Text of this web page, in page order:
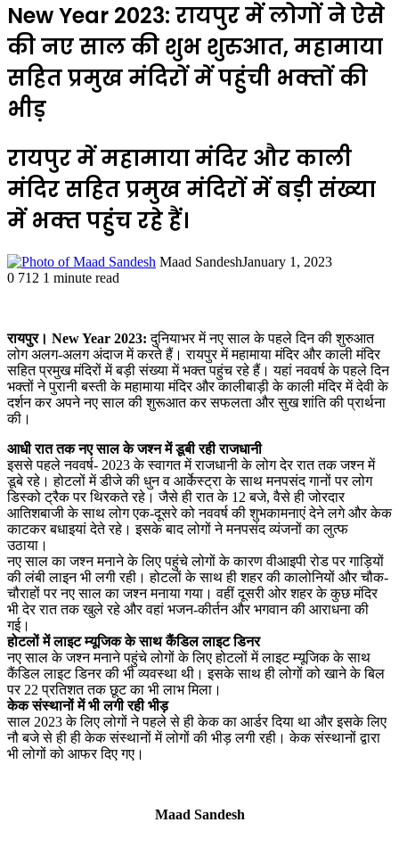
New Year 2023: रायपुर में लोगों ने ऐसे
की नए साल की शुभ शुरुआत, महामाया
सहित प्रमुख मंदिरों में पहुंची भक्‍तों की
भीड़
रायपुर में महामाया मंदिर और काली
मंदिर सहित प्रमुख मंदिरों में बड़ी संख्‍या
में भक्‍त पहुंच रहे हैं।
Maad SandeshJanuary 1, 2023
0 712 1 minute read
रायपुर। New Year 2023:दुनियाभर में नए साल के पहले दिन की शुरुआत
लोग अलग-अलग अंदाज में करते हैं। रायपुर में महामाया मंदिर और काली मंदिर
सहित प्रमुख मंदिरों में बड़ी संख्‍या में भक्‍त पहुंच रहे हैं। यहां नववर्ष के पहले दिन
भक्‍तों ने पुरानी बस्‍ती के महामाया मंदिर और कालीबाड़ी के काली मंदिर में देवी के
दर्शन कर अपने नए साल की शुरूआत कर सफलता और सुख शांति की प्रार्थना
की।
आधी रात तक नए साल के जश्न में डूबी रही राजधानी
इससे पहले नववर्ष- 2023 के स्वागत में राजधानी के लोग देर रात तक जश्न में
डूबे रहे। होटलों में डीजे की धुन व आर्केस्ट्रा के साथ मनपसंद गानों पर लोग
डिस्को ट्रैक पर थिरकते रहे। जैसे ही रात के 12 बजे, वैसे ही जोरदार
आतिशबाजी के साथ लोग एक-दूसरे को नववर्ष की शुभकामनाएं देने लगे और केक
काटकर बधाइयां देते रहे। इसके बाद लोगों ने मनपसंद व्यंजनों का लुत्फ
उठाया।
नए साल का जश्न मनाने के लिए पहुंचे लोगों के कारण वीआइपी रोड पर गाड़ियों
की लंबी लाइन भी लगी रही। होटलों के साथ ही शहर की कालोनियों और चौक-
चौराहों पर नए साल का जश्न मनाया गया। वहीं दूसरी ओर शहर के कुछ मंदिर
भी देर रात तक खुले रहे और वहां भजन-कीर्तन और भगवान की आराधना की
गई।
होटलों में लाइट म्यूजिक के साथ कैंडिल लाइट डिनर
नए साल के जश्न मनाने पहुंचे लोगों के लिए होटलों में लाइट म्यूजिक के साथ
कैंडिल लाइट डिनर की भी व्यवस्था थी। इसके साथ ही लोगों को खाने के बिल
पर 22 प्रतिशत तक छूट का भी लाभ मिला।
केक संस्थानों में भी लगी रही भीड़
साल 2023 के लिए लोगों ने पहले से ही केक का आर्डर दिया था और इसके लिए
नौ बजे से ही ही केक संस्थानों में लोगों की भीड़ लगी रही। केक संस्थानों द्वारा
भी लोगों को आफर दिए गए।
Maad Sandesh